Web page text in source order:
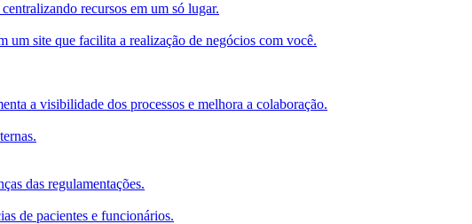
recursos em um só lugar.
um site que facilita a realização de negócios com você.
a visibilidade dos processos e melhora a colaboração.
das regulamentações.
de pacientes e funcionários.